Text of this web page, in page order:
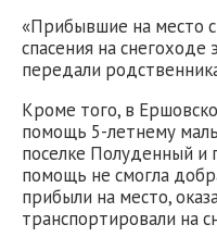
«Прибывшие на место
спасения на
передали
Кроме того, в
помощь 5-летнему
поселке Полуденный и
помощь не смогла
прибыли на место,
транспортировали на